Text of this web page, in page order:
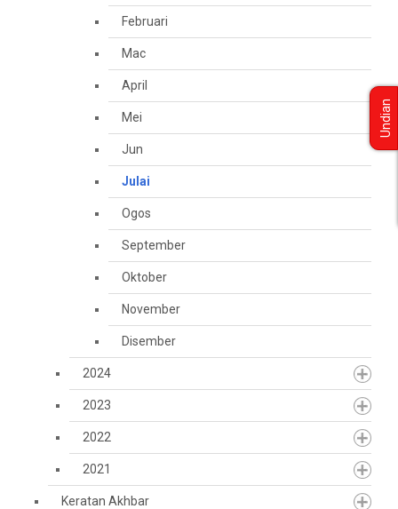
Februari
Mac
April
Mei
Jun
Julai
Ogos
September
Oktober
November
Disember
2024
2023
2022
2021
Keratan Akhbar
Undian